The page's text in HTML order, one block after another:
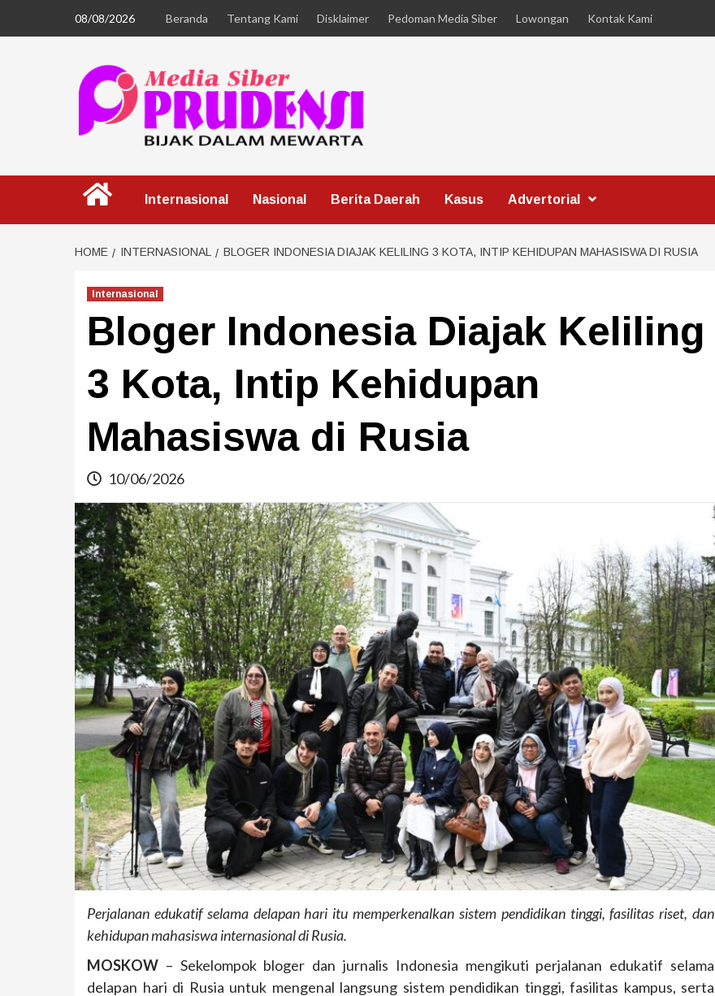
08/08/2026 Beranda Tentang Kami Disklaimer Pedoman Media Siber Lowongan Kontak Kami
Internasional Nasional Berita Daerah Kasus Advertorial
HOME INTERNASIONAL BLOGER INDONESIA DIAJAK KELILING 3 KOTA, INTIP KEHIDUPAN MAHASISWA DI RUSIA
Internasional
Bloger Indonesia Diajak Keliling
3 Kota, Intip Kehidupan
Mahasiswa di Rusia
10/06/2026
Perjalanan edukatif selama delapan hari itu memperkenalkan sistem pendidikan tinggi, fasilitas riset, dan
kehidupan mahasiswa internasional di Rusia.
MOSKOW – Sekelompok bloger dan jurnalis Indonesia mengikuti perjalanan edukatif selama
delapan hari di Rusia untuk mengenal langsung sistem pendidikan tinggi, fasilitas kampus, serta